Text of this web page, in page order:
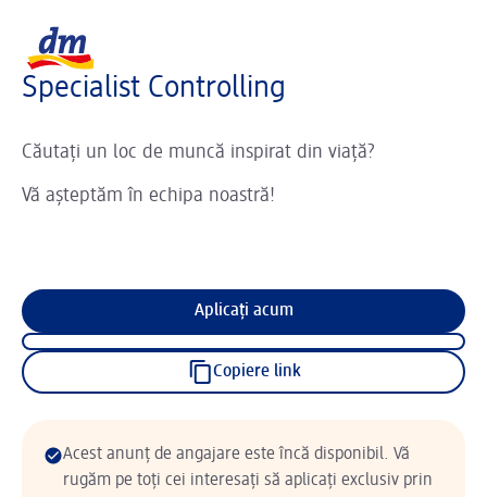
Specialist Controlling
Căutați un loc de muncă inspirat din viață?
Vă așteptăm în echipa noastră!
Aplicați acum
Copiere link
Acest anunț de angajare este încă disponibil. Vă
rugăm pe toți cei interesați să aplicați exclusiv prin